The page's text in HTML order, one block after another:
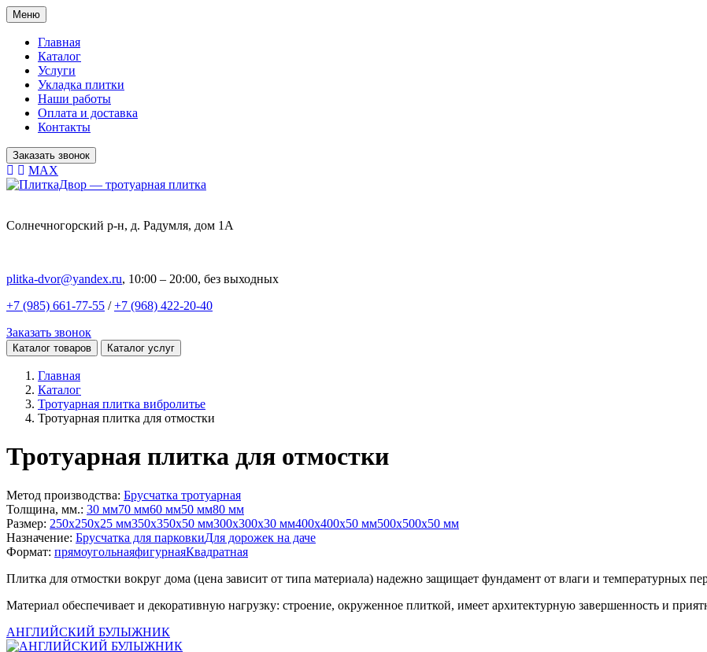
Меню
Главная
Каталог
Услуги
Укладка плитки
Наши работы
Оплата и доставка
Контакты
Заказать звонок
MAX
Солнечногорский р-н, д. Радумля, дом 1А
plitka-dvor@yandex.ru, 10:00 – 20:00, без выходных
+7 (985) 661-77-55 / +7 (968) 422-20-40
Заказать звонок
Каталог товаров Каталог услуг
Главная
Каталог
Тротуарная плитка вибролитье
Тротуарная плитка для отмостки
Тротуарная плитка для отмостки
Метод производства: Брусчатка тротуарная
Толщина, мм.: 30 мм70 мм60 мм50 мм80 мм
Размер: 250x250x25 мм350х350х50 мм300x300x30 мм400х400х50 мм500х500х50 мм
Назначение: Брусчатка для парковкиДля дорожек на даче
Формат: прямоугольнаяфигурнаяКвадратная
Плитка для отмостки вокруг дома (цена зависит от типа материала) надежно защищает фундамент от влаги и температурных
Материал обеспечивает и декоративную нагрузку: строение, окруженное плиткой, имеет архитектурную завершенность и
АНГЛИЙСКИЙ БУЛЫЖНИК